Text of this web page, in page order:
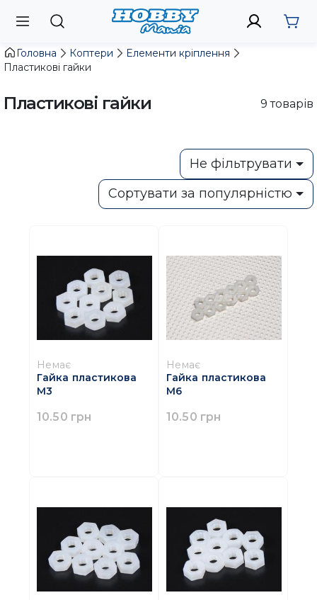
Головна Коптери
Елементи кріплення
Пластикові гайки
Пластикові гайки 9 товарів
Не фільтрувати
Сортувати за популярністю
Немає
Гайка пластикова
М3
10.50 грн
Немає
Гайка пластикова
М6
10.50 грн